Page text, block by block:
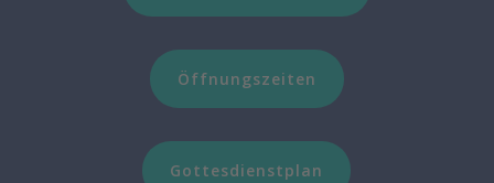
Öffnungszeiten
Gottesdienstplan